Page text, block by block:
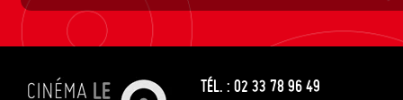
TÉL. : 02 33 78 96 49